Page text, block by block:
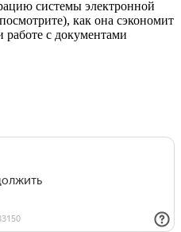
системы электронной
как она сэкономит
с документами